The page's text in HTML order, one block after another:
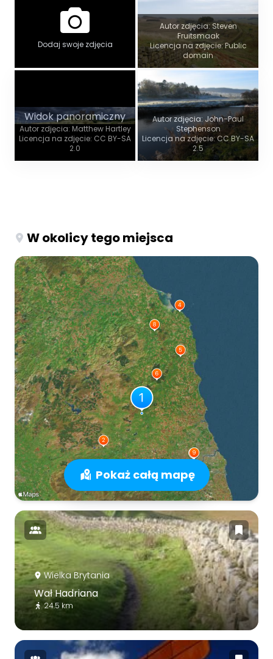
Dodaj swoje zdjęcia
Autor zdjęcia: Steven
Fruitsmaak
Licencja na zdjęcie: Public
domain
Widok panoramiczny
Autor zdjęcia: Matthew Hartley
Licencja na zdjęcie: CC BY-SA
2.0
Autor zdjęcia: John-Paul
Stephenson
Licencja na zdjęcie: CC BY-SA
2.5
W okolicy tego miejsca
Pokaż całą mapę
Wielka Brytania
Wał Hadriana
24.5 km